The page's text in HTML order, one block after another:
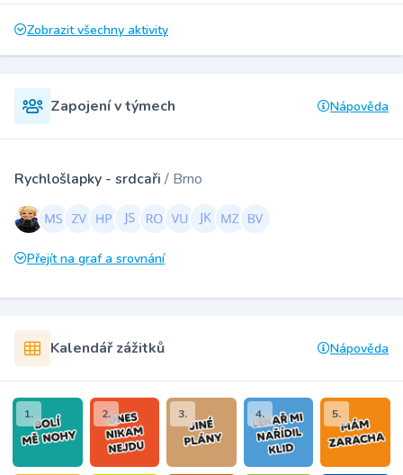
Zobrazit všechny aktivity
Zapojení v týmech Nápověda
Rychlošlapky - srdcaři / Brno
Přejít na graf a srovnání
Kalendář zážitků Nápověda
1. 2. 3. 4. 5.